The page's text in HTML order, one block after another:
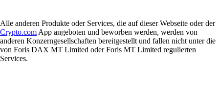
Alle anderen Produkte oder Services, die auf dieser Webseite oder der
Crypto.com App angeboten und beworben werden, werden von
anderen Konzerngesellschaften bereitgestellt und fallen nicht unter die
von Foris DAX MT Limited oder Foris MT Limited regulierten
Services.